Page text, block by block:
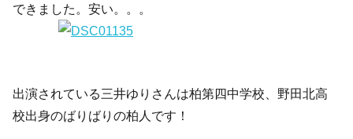
できました。安い。。。
出演されている三井ゆりさんは柏第四中学校、野田北高
校出身のばりばりの柏人です！